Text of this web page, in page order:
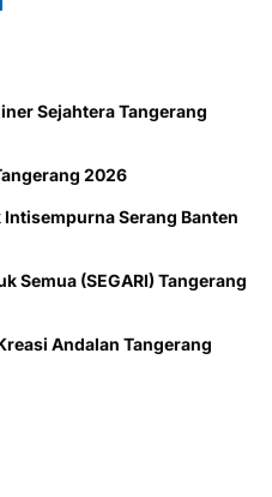
Sejahtera Tangerang
2026
Serang Banten
Semua (SEGARI) Tangerang
Andalan Tangerang